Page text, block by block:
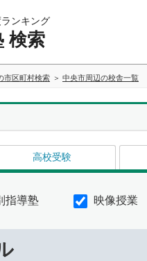
ンキング
検索
市区町村検索 中央市周辺の校舎一覧
高校受験
指導塾 映像授業